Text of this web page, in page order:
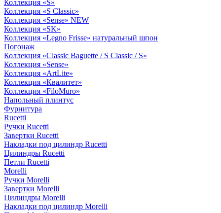
Коллекция «S»
Коллекция «S Classic»
Коллекция «Sense» NEW
Коллекция «SK»
Коллекция «Legno Frisse» натуральный шпон
Погонаж
Коллекция «Classic Baguette / S Classic / S»
Коллекция «Sense»
Коллекция «ArtLite»
Коллекция «Квалитет»
Коллекция «FiloMuro»
Напольный плинтус
Фурнитура
Rucetti
Ручки Rucetti
Завертки Rucetti
Накладки под цилиндр Rucetti
Цилиндры Rucetti
Петли Rucetti
Morelli
Ручки Morelli
Завертки Morelli
Цилиндры Morelli
Накладки под цилиндр Morelli